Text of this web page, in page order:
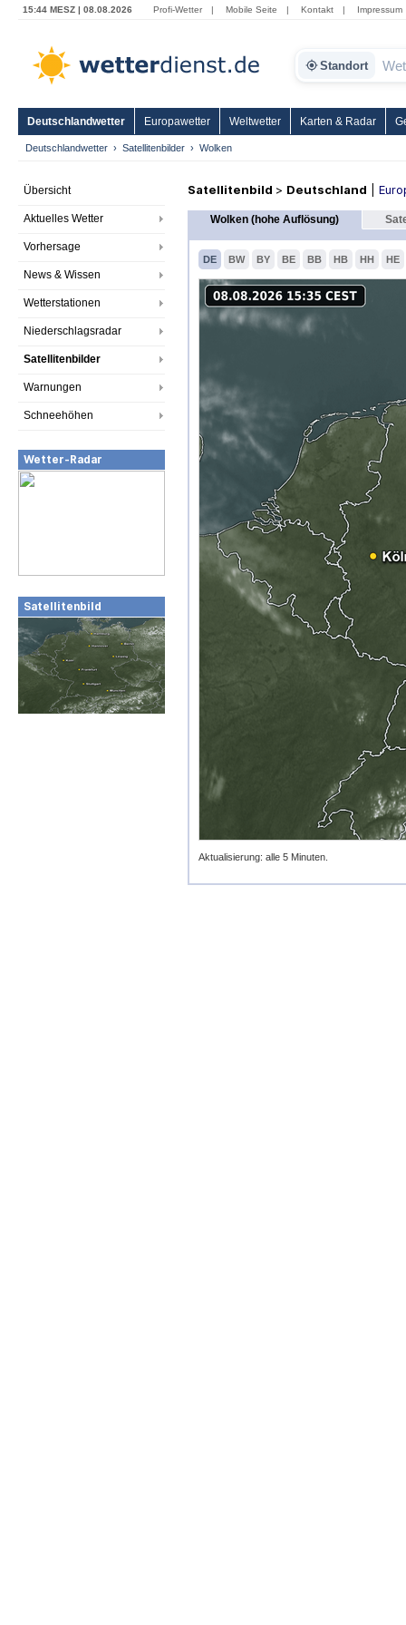
15:44 MESZ | 08.08.2026 Profi-Wetter | Mobile Seite | Kontakt | Impressum
Standort
Deutschlandwetter Europawetter Weltwetter Karten & Radar
Deutschlandwetter Satellitenbilder Wolken
Übersicht
Aktuelles Wetter
Vorhersage
News & Wissen
Wetterstationen
Niederschlagsradar
Satellitenbilder
Warnungen
Schneehöhen
Wetter-Radar
Satellitenbild
Satellitenbild > Deutschland
Wolken (hohe Auflösung)
DE BW BY BE BB HB HH HE
Aktualisierung: alle 5 Minuten.